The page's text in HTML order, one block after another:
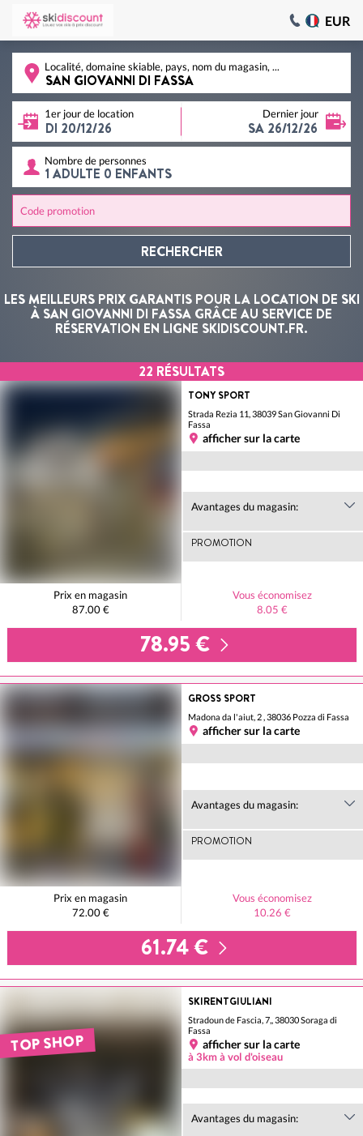
EUR
Localité, domaine skiable, pays, nom du magasin, ...
1er jour de location Dernier jour
Nombre de personnes
Code promotion
RECHERCHER
LES MEILLEURS PRIX GARANTIS POUR LA LOCATION DE SKI
À SAN GIOVANNI DI FASSA GRÂCE AU SERVICE DE
RÉSERVATION EN LIGNE SKIDISCOUNT.FR.
22 RÉSULTATS
TONY SPORT
Strada Rezia 11, 38039 San Giovanni Di
Fassa
afficher sur la carte
Avantages du magasin:
PROMOTION
Prix en magasin
87.00 €
Vous économisez
8.05 €
78.95 €
GROSS SPORT
Madona da l'aiut, 2 , 38036 Pozza di Fassa
afficher sur la carte
Avantages du magasin:
PROMOTION
Prix en magasin
72.00 €
Vous économisez
10.26 €
61.74 €
TOP SHOP
SKIRENTGIULIANI
Stradoun de Fascia, 7,, 38030 Soraga di
Fassa
afficher sur la carte
à 3km à vol d'oiseau
Avantages du magasin: